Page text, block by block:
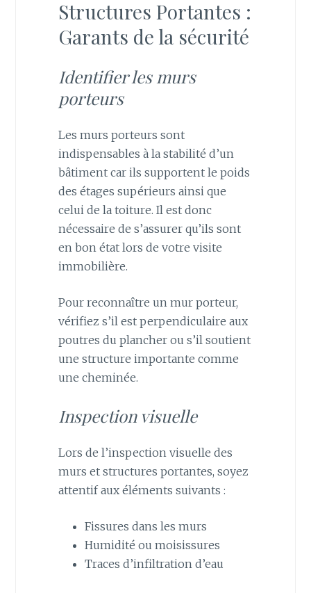
Structures Portantes :
Garants de la sécurité
Identifier les murs
porteurs
Les murs porteurs sont
indispensables à la stabilité d’un
bâtiment car ils supportent le poids
des étages supérieurs ainsi que
celui de la toiture. Il est donc
nécessaire de s’assurer qu’ils sont
en bon état lors de votre visite
immobilière.
Pour reconnaître un mur porteur,
vérifiez s’il est perpendiculaire aux
poutres du plancher ou s’il soutient
une structure importante comme
une cheminée.
Inspection visuelle
Lors de l’inspection visuelle des
murs et structures portantes, soyez
attentif aux éléments suivants :
Fissures dans les murs
Humidité ou moisissures
Traces d’infiltration d’eau